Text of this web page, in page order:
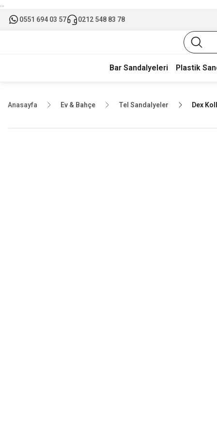
...
0551 694 03 57 0212 548 83 78
Bar Sandalyeleri Plastik
Anasayfa Ev & Bahçe Tel Sandalyeler Dex